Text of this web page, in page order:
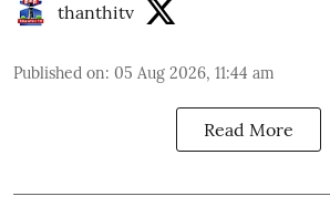
thanthitv
Published on: 05 Aug 2026, 11:44 am
Read More